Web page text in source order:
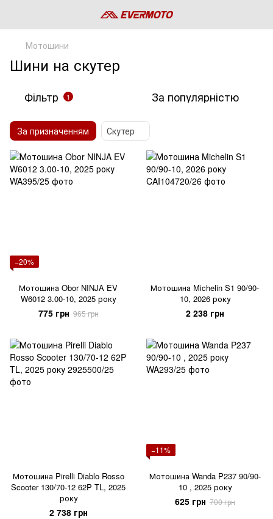
Мотошини
Шини на скутер
Фільтр 1 За популярністю
За призначенням Скутер
−20%
Мотошина Obor NINJA EV
W6012 3.00-10, 2025 року
775 грн 965 грн
Мотошина Michelin S1 90/90-
10, 2026 року
2 238 грн
Мотошина Pirelli Diablo Rosso
Scooter 130/70-12 62P TL, 2025
року
2 738 грн
−11%
Мотошина Wanda P237 90/90-
10 , 2025 року
625 грн 700 грн